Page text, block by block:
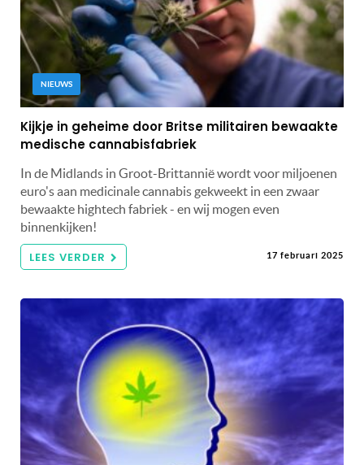
NIEUWS
Kijkje in geheime door Britse militairen bewaakte
medische cannabisfabriek
In de Midlands in Groot-Brittannië wordt voor miljoenen
euro's aan medicinale cannabis gekweekt in een zwaar
bewaakte hightech fabriek - en wij mogen even
binnenkijken!
LEES VERDER 17 februari 2025